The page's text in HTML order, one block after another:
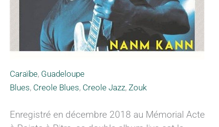
Caraïbe, Guadeloupe
Blues, Creole Blues, Creole Jazz, Zouk
Enregistré en décembre 2018 au Mémorial Acte